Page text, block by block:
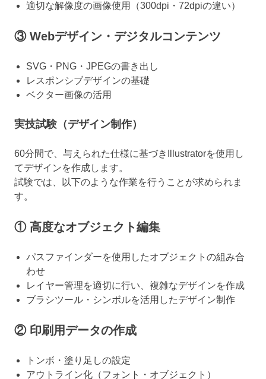
適切な解像度の画像使用（300dpi・72dpiの違い）
③ Webデザイン・デジタルコンテンツ
SVG・PNG・JPEGの書き出し
レスポンシブデザインの基礎
ベクター画像の活用
実技試験（デザイン制作）
60分間で、与えられた仕様に基づきIllustratorを使用し
てデザインを作成します。
試験では、以下のような作業を行うことが求められま
す。
① 高度なオブジェクト編集
パスファインダーを使用したオブジェクトの組み合
わせ
レイヤー管理を適切に行い、複雑なデザインを作成
ブラシツール・シンボルを活用したデザイン制作
② 印刷用データの作成
トンボ・塗り足しの設定
アウトライン化（フォント・オブジェクト）